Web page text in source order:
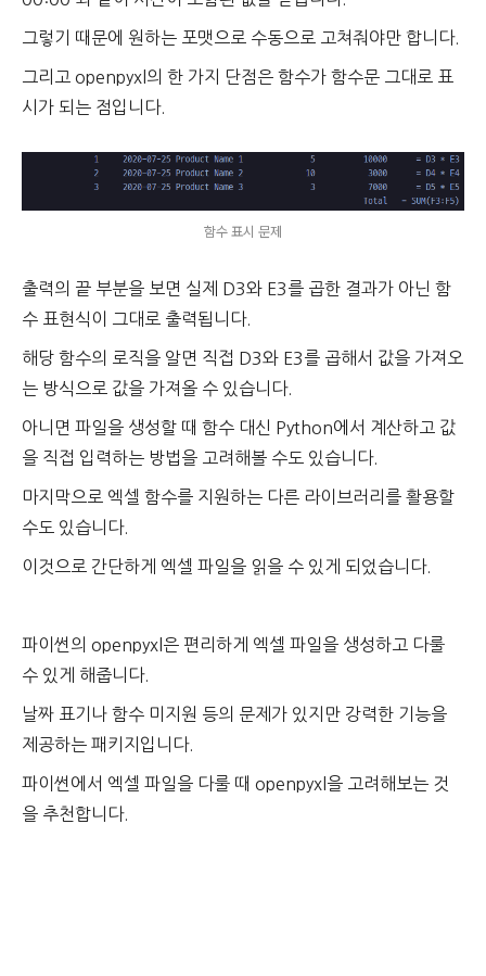
그렇기 때문에 원하는 포맷으로 수동으로 고쳐줘야만 합니다.
그리고 openpyxl의 한 가지 단점은 함수가 함수문 그대로 표
시가 되는 점입니다.
함수 표시 문제
출력의 끝 부분을 보면 실제 D3와 E3를 곱한 결과가 아닌 함
수 표현식이 그대로 출력됩니다.
해당 함수의 로직을 알면 직접 D3와 E3를 곱해서 값을 가져오
는 방식으로 값을 가져올 수 있습니다.
아니면 파일을 생성할 때 함수 대신 Python에서 계산하고 값
을 직접 입력하는 방법을 고려해볼 수도 있습니다.
마지막으로 엑셀 함수를 지원하는 다른 라이브러리를 활용할
수도 있습니다.
이것으로 간단하게 엑셀 파일을 읽을 수 있게 되었습니다.
파이썬의 openpyxl은 편리하게 엑셀 파일을 생성하고 다룰
수 있게 해줍니다.
날짜 표기나 함수 미지원 등의 문제가 있지만 강력한 기능을
제공하는 패키지입니다.
파이썬에서 엑셀 파일을 다룰 때 openpyxl을 고려해보는 것
을 추천합니다.